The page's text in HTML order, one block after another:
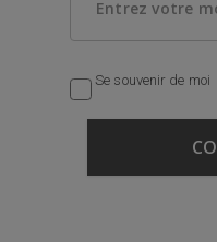
Se souvenir de moi